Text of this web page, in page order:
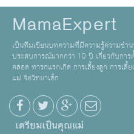
MamaExpert
เป็นทีมเขียนบทความที่มีความรู้ความชำ
ประสบการณ์มากกว่า 10 ปี เกี่ยวกับการ
คลอด ทารกแรกเกิด การเลี้ยงลูก การเลี้
แม่ จิตวิทยาเด็ก
เตรียมเป็นคุณแม่